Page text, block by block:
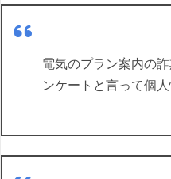
電気のプラン案内の
ンケートと言って個